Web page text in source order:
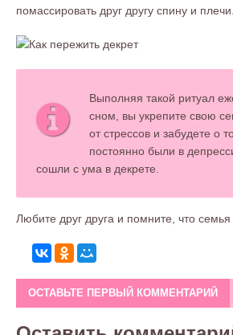
помассировать друг другу спину и плечи.
Выполняя такой ритуал
сном, вы укрепите свою
от стрессов и забудете о
постоянно были в
сошли с ума в декрете.
Любите друг друга и помните, что
ОСТАВЬТЕ ПЕРВЫЙ КОММЕНТАРИЙ